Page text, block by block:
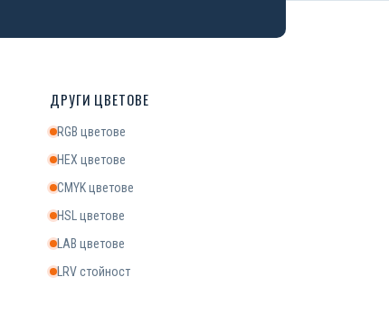
ДРУГИ ЦВЕТОВЕ
RGB цветове
HEX цветове
CMYK цветове
HSL цветове
LAB цветове
LRV стойност